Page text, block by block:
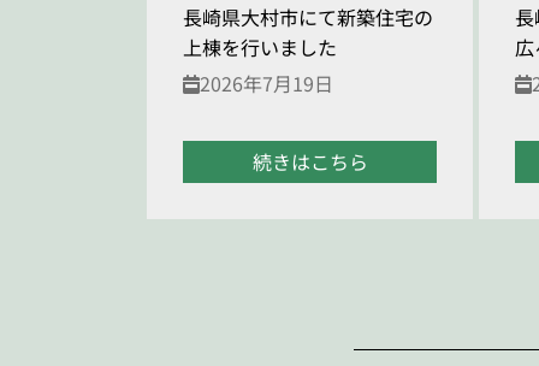
長崎県大村市にて新築住宅の
上棟を行いました
2026年7月19日
続きはこちら
長